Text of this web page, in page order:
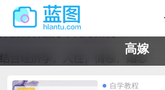
高嫁
自学教程